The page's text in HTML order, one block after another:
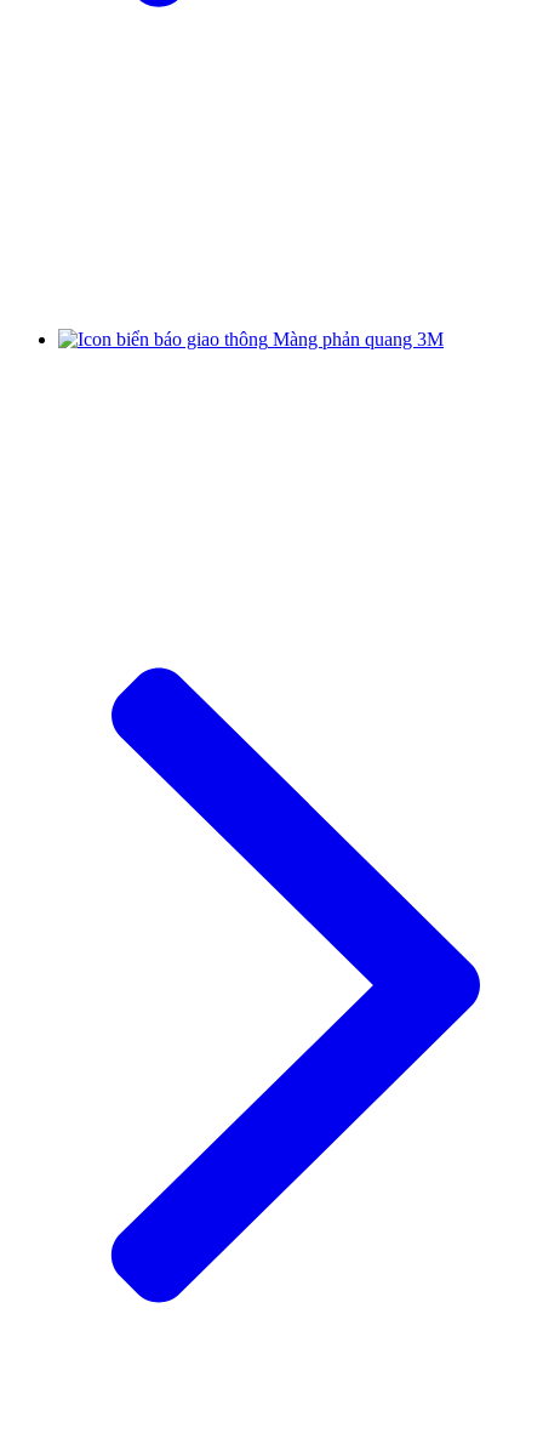
Màng phản quang 3M